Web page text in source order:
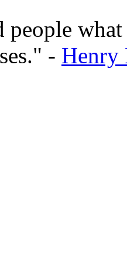
people
- Henry